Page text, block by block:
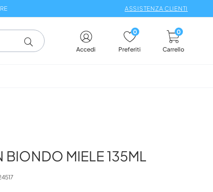
ASSISTENZA CLIENTI
Accedi Preferiti
0
Carrello
0
BIONDO MIELE 135ML